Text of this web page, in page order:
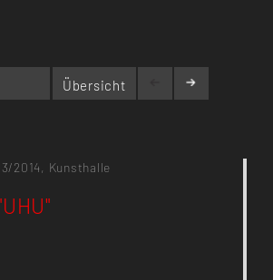
Übersicht
2014, Kunsthalle